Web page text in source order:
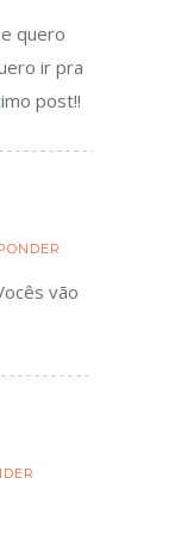
quero
ir pra
post!!
vão